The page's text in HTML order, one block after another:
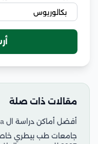
مقالات ذات صلة
أفضل أماكن دراسة ال mba في مصر
جامعات طب بيطري خاص